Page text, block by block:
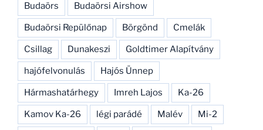
Budaörs Budaörsi Airshow
Budaörsi Repülőnap Börgönd Cmelák
Csillag Dunakeszi Goldtimer Alapítvány
hajófelvonulás Hajós Ünnep
Hármashatárhegy Imreh Lajos Ka-26
Kamov Ka-26 légi parádé Malév Mi-2